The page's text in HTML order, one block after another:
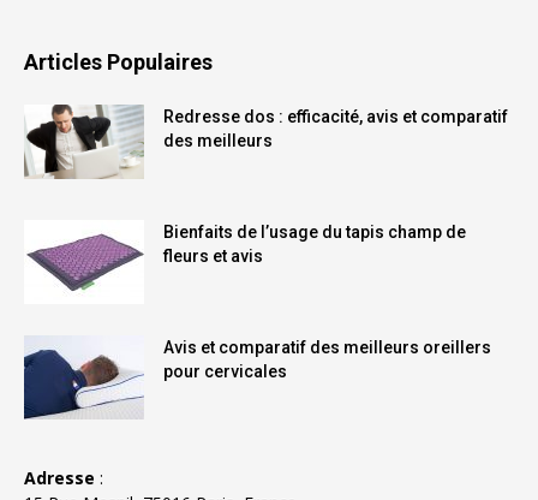
Articles Populaires
Redresse dos : efficacité, avis et comparatif
des meilleurs
Bienfaits de l’usage du tapis champ de
fleurs et avis
Avis et comparatif des meilleurs oreillers
pour cervicales
Adresse :